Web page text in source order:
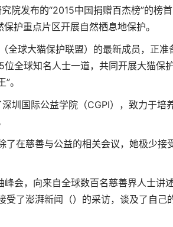
发布的“2015中国捐赠百杰榜”的榜首
护重点片区开展自然栖息地保护。
全球大猫保护联盟）的最新成员，正准
位全球知名人士一道，共同开展大猫保
。
圳国际公益学院（CGPI），致力于培
了在慈善与公益的相关会议，她极少接
会，向来自全球数百名慈善界人士讲
受了澎湃新闻（）的采访，谈及了自己